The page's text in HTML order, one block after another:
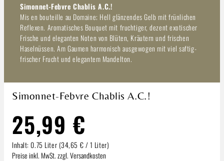
Simonnet-Febvre Chablis A.C.!
Mis en bouteille au Domaine; Hell glänzendes Gelb mit frünlichen
Reflexen. Aromatisches Bouquet mit fruchtiger, dezent exotischer
Frische und eleganten Noten von Blüten, Kräutern und frischen
Haselnüssen. Am Gaumen harmonisch ausgewogen mit viel saftig-
frischer Frucht und elegantem Mandelton.
Simonnet-Febvre Chablis A.C.!
25,99 €
Inhalt: 0.75 Liter (34,65 € / 1 Liter)
Preise inkl. MwSt. zzgl. Versandkosten